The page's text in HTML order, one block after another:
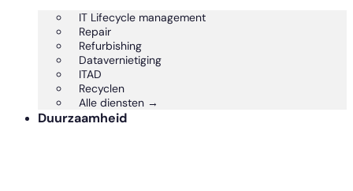
IT Lifecycle management
Repair
Refurbishing
Datavernietiging
ITAD
Recyclen
Alle diensten →
Duurzaamheid